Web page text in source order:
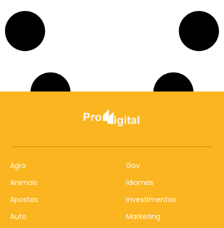
Agro
Animais
Apostas
Auto
Gov
Idiomas
Investimentos
Marketing